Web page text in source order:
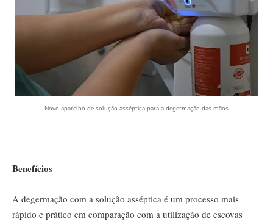
Novo aparelho de solução asséptica para a degermação das mãos
Benefícios
A degermação com a solução asséptica é um processo mais
rápido e prático em comparação com a utilização de escovas